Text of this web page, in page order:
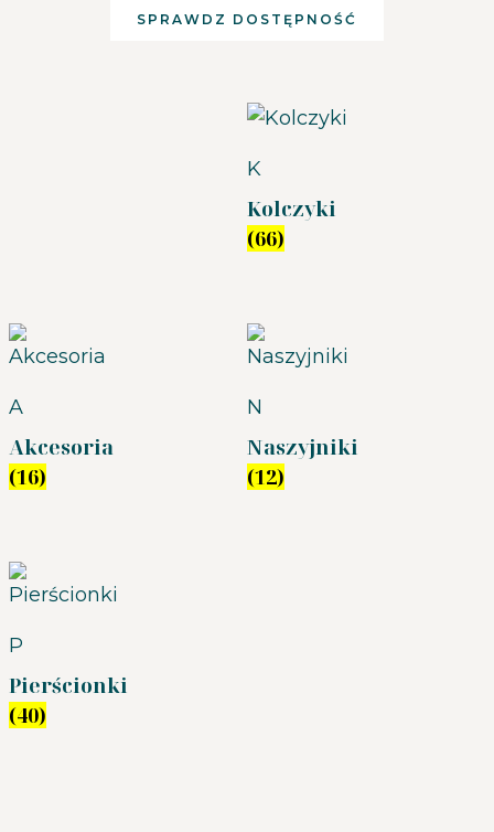
SPRAWDZ DOSTĘPNOŚĆ
K
Kolczyki
(66)
A
Akcesoria
(16)
N
Naszyjniki
(12)
P
Pierścionki
(40)